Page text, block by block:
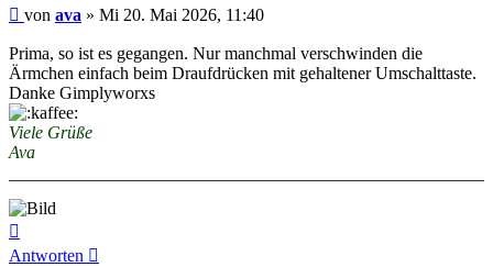
Beitrag
von ava » Mi 20. Mai 2026, 11:40
Prima, so ist es gegangen. Nur manchmal verschwinden die
Ärmchen einfach beim Draufdrücken mit gehaltener Umschalttaste.
Danke Gimplyworxs
Viele Grüße
Ava
oben
Antworten